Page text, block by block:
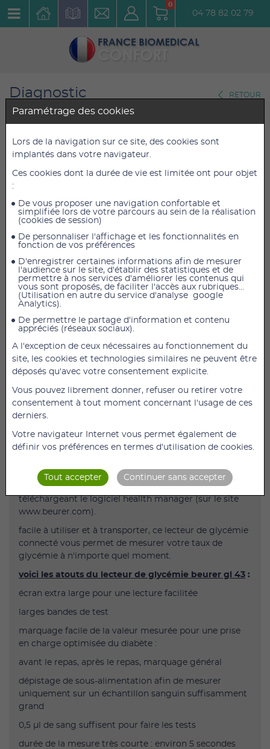
0
04 78 82 02 79
Diagnostic
Glucomètres et Contrôle du
RETOUR
Lecteur de Glycémie GL 43
Réf. : 463.18
41,33 €TTC
34,44 €HT
41,33 €
34,44 €HT
AJOUTER AU PANIER
Lecteur de Glycémie GL 43
GL 43 MG/DL - LECTEUR DE GLYCÉMIE USB
ref 463.18
grand écran très lisible
dépistage de sous-alimentation
temps de mesure de 5 secondes
suivi sur le logiciel health manager
ce lecteur de glycémie beurer gl 43 vous permet de
glycémie.
de plus, vous pouvez suivre tous vos résultats en
téléchargeant le logiciel heallth manager (sur le site
www.beurer.com).
facile à utiliser et à transporter, ce lecteur de glycémie
connecté vous permet de mesurer votre taux de
glycémie à n'importe quel moment.
voici les atouts du lecteur de glycémie beurer gl 43 :
écran extra large pour une lecture facilitée
larges bandes de test
marquage facile de la valeur mesurée pour une prise
en charge optimisée du diabète :
avant le repas, après le repas, marquage général
dépistage de sous-alimentation afin de mesurer
uniquement sur un échantillon sanguin suffisamment
grand
0,5 µl de sang suffisent pour faire les tests
durée de la mesure très courte : environ 5 secondes
Paramétrage des cookies
Lors de la navigation sur ce site, des cookies sont
implantés dans votre navigateur.
Ces cookies dont la durée de vie est limitée ont pour objet
:
De vous proposer une navigation confortable et
simplifiée lors de votre parcours au sein de la réalisation
(cookies de session)
De personnaliser l'affichage et les fonctionnalités en
fonction de vos préférences
D'enregistrer certaines informations afin de mesurer
l'audience sur le site, d'établir des statistiques et de
permettre à nos services d'améliorer les contenus qui
vous sont proposés, de faciliter l'accès aux rubriques...
(Utilisation en autre du service d'analyse google
Analytics).
De permettre le partage d'information et contenu
appréciés (réseaux sociaux).
A l'exception de ceux nécessaires au fonctionnement du
site, les cookies et technologies similaires ne peuvent être
déposés qu'avec votre consentement explicite.
Vous pouvez librement donner, refuser ou retirer votre
consentement à tout moment concernant l'usage de ces
derniers.
Votre navigateur Internet vous permet également de
définir vos préférences en termes d'utilisation de cookies.
Tout accepter Continuer sans accepter